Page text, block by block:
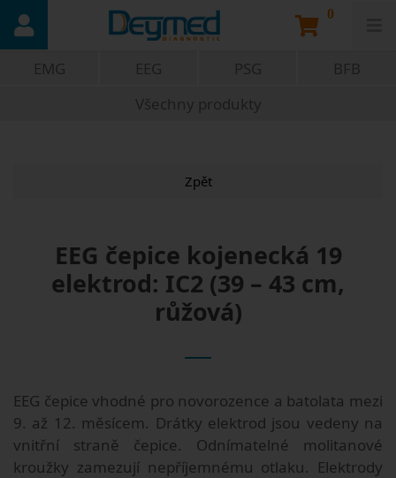
0
EMG EEG PSG
BFB
Všechny produkty
Zpět
EEG čepice kojenecká 19
elektrod: IC2 (39 – 43 cm,
růžová)
EEG čepice vhodné pro novorozence a batolata mezi
9. až 12. měsícem. Drátky elektrod jsou vedeny na
vnitřní straně čepice. Odnímatelné molitanové
kroužky zamezují nepříjemnému otlaku. Elektrody